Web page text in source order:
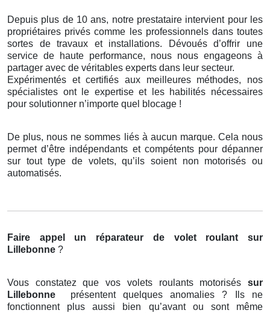
Depuis plus de 10 ans, notre prestataire intervient pour les
propriétaires privés comme les professionnels dans toutes
sortes de travaux et installations. Dévoués d’offrir une
service de haute performance, nous nous engageons à
partager avec de véritables experts dans leur secteur.
Expérimentés et certifiés aux meilleures méthodes, nos
spécialistes ont le expertise et les habilités nécessaires
pour solutionner n’importe quel blocage !
De plus, nous ne sommes liés à aucun marque. Cela nous
permet d’être indépendants et compétents pour dépanner
sur tout type de volets, qu’ils soient non motorisés ou
automatisés.
Faire appel un réparateur de volet roulant
sur
Lillebonne ?
Vous constatez que vos volets roulants motorisés sur
Lillebonne
présentent quelques anomalies ? Ils ne
fonctionnent plus aussi bien qu’avant ou sont même